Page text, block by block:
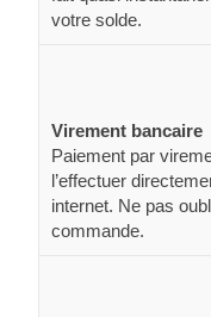
votre solde.
Virement bancaire
Paiement par
l’effectuer
internet. Ne pas
commande.